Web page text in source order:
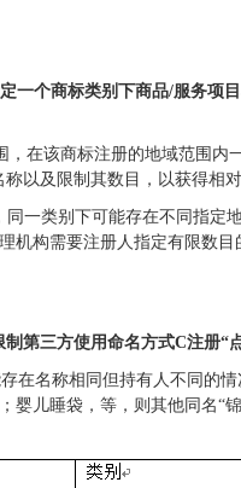
一个商标类别下商品/服务项
在该商标注册的地域范围内
以及限制其数目，以获得相
一类别下可能存在不同指定
机构需要注册人指定有限数
第三方使用命名方式C注册“
在名称相同但持有人不同的
婴儿睡袋，等，则其他同名“